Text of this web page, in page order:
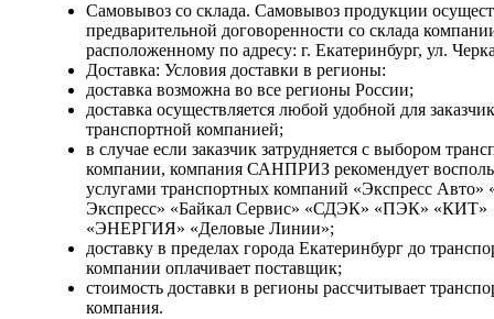
Самовывоз со склада. Самовывоз продукции
предварительной договоренности со склада
расположенному по адресу: г. Екатеринбург, ул.
Доставка: Условия доставки в регионы:
доставка возможна во все регионы России;
доставка осуществляется любой удобной для
транспортной компанией;
в случае если заказчик затрудняется с выбором
компании, компания САНПРИЗ рекомендует
услугами транспортных компаний «Экспресс Авто»
Экспресс» «Байкал Сервис» «СДЭК» «ПЭК» «КИТ»
«ЭНЕРГИЯ» «Деловые Линии»;
доставку в пределах города Екатеринбург до
компании оплачивает поставщик;
стоимость доставки в регионы рассчитывает
компания.